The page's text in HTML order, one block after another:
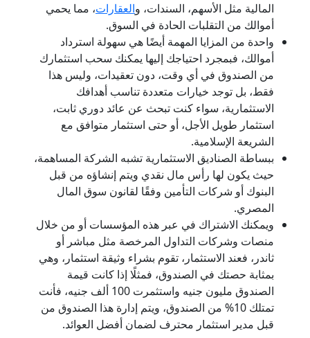
المالية مثل الأسهم، السندات، والعقارات، مما يحمي
أموالك من التقلبات الحادة في السوق.
واحدة من المزايا المهمة أيضًا هي سهولة استرداد
أموالك، فبمجرد احتياجك إليها يمكنك سحب استثمارك
من الصندوق في أي وقت، دون تعقيدات، وليس هذا
فقط، بل توجد خيارات متعددة تناسب أهدافك
الاستثمارية، سواء كنت تبحث عن عائد دوري ثابت،
استثمار طويل الأجل، أو حتى استثمار متوافق مع
الشريعة الإسلامية.
ببساطة الصناديق الاستثمارية تشبه الشركة المساهمة،
حيث يكون لها رأس مال نقدي ويتم إنشاؤه من قبل
البنوك أو شركات التأمين وفقًا لقانون سوق المال
المصري.
ويمكنك الاشتراك في عبر هذه المؤسسات أو من خلال
منصات وشركات التداول المرخصة مثل مباشر أو
ثاندر، فعند الاستثمار، تقوم بشراء وثيقة استثمار، وهي
بمثابة حصتك في الصندوق، فمثلًا إذا كانت قيمة
الصندوق مليون جنيه واستثمرت 100 ألف جنيه، فأنت
تمتلك 10% من الصندوق، ويتم إدارة هذا الصندوق من
قبل مدير استثمار محترف لضمان أفضل العوائد.